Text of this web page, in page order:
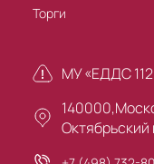
Торги
МУ «ЕДДС
Октябрьский